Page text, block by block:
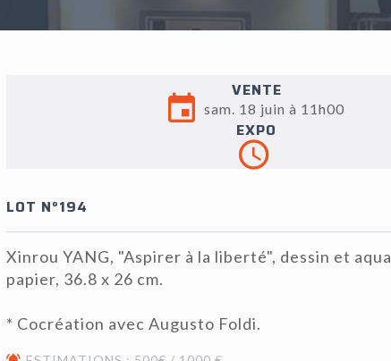
VENTE
sam. 18 juin à 11h00
EXPO
LOT N°194
Xinrou YANG, "Aspirer à la liberté", dessin et
papier, 36.8 x 26 cm.
* Cocréation avec Augusto Foldi.